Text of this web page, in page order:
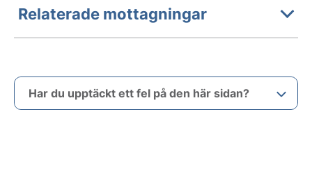
Relaterade mottagningar
Har du upptäckt ett fel på den här sidan?